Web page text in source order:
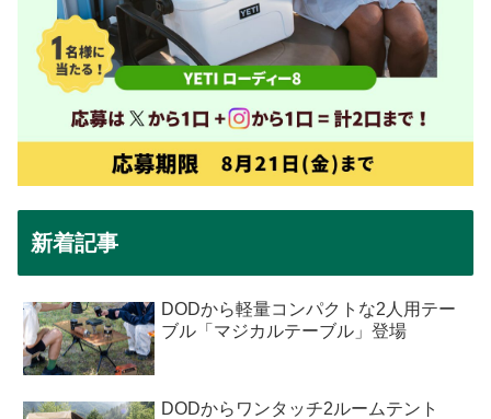
新着記事
DODから軽量コンパクトな2人用テー
ブル「マジカルテーブル」登場
DODからワンタッチ2ルームテント